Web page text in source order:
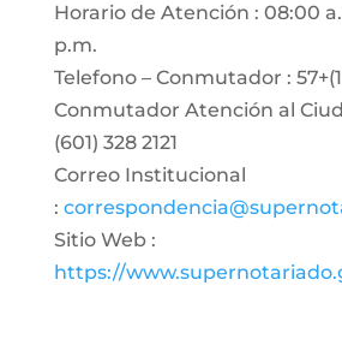
Horario de Atención : 08:00
p.m.
Telefono – Conmutador :
Conmutador Atención al
(601) 328 2121
Correo Institucional
:
Sitio Web :
https://